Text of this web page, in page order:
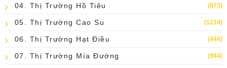
04. Thị Trường Hồ Tiêu (873)
05. Thị Trường Cao Su (1214)
06. Thị Trường Hạt Điều (444)
07. Thị Trường Mía Đường (984)